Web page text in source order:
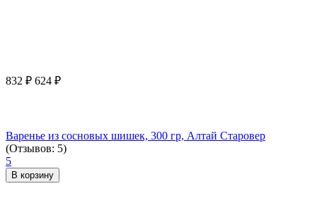
832 ₽ 624 ₽
Варенье из сосновых шишек, 300 гр, Алтай Старовер
(Отзывов: 5)
5
В корзину